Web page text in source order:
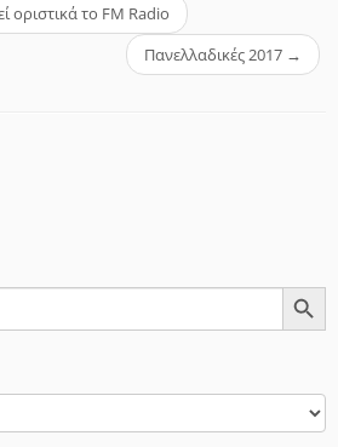
οριστικά το FM Radio
Πανελλαδικές 2017 →
Search Button